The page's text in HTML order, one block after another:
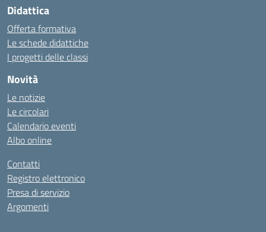
Didattica
Offerta formativa
Le schede didattiche
I progetti delle classi
Novità
Le notizie
Le circolari
Calendario eventi
Albo online
Contatti
Registro elettronico
Presa di servizio
Argomenti